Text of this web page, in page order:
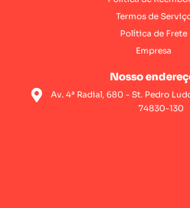
Termos de
Política de Frete
Empresa
Nosso
Av. 4ª Radial, 680 - St. Pedro
74830-130